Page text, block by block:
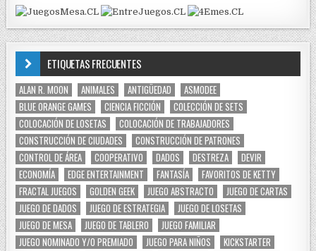
ETIQUETAS FRECUENTES
ALAN R. MOON ANIMALES ANTIGÜEDAD
ASMODEE
BLUE ORANGE GAMES
CIENCIA FICCIÓN
COLECCIÓN DE SETS
COLOCACIÓN DE LOSETAS
COLOCACIÓN DE TRABAJADORES
CONSTRUCCIÓN DE CIUDADES
CONSTRUCCIÓN DE PATRONES
CONTROL DE ÁREA
COOPERATIVO DADOS DESTREZA
DEVIR
ECONOMÍA
EDGE ENTERTAINMENT FANTASÍA
FAVORITOS DE KETTY
FRACTAL JUEGOS
GOLDEN GEEK JUEGO ABSTRACTO
JUEGO DE CARTAS
JUEGO DE DADOS
JUEGO DE ESTRATEGIA
JUEGO DE LOSETAS
JUEGO DE MESA
JUEGO DE TABLERO
JUEGO FAMILIAR
JUEGO NOMINADO Y/O PREMIADO
JUEGO PARA NIÑOS
KICKSTARTER